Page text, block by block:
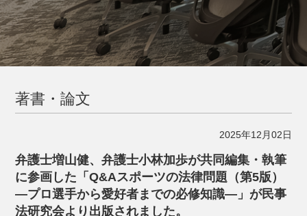
著書・論文
2025年12月02日
弁護士増山健、弁護士小林加歩が共同編集・執筆
に参画した「Q&Aスポーツの法律問題（第5版）
―プロ選手から愛好者までの必修知識―」が民事
法研究会より出版されました。